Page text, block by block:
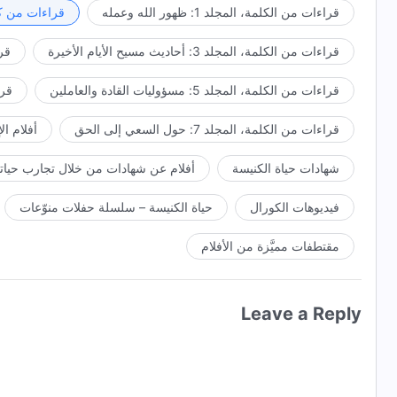
أن يكون الأمر أنه ثمة شيء فيَّ لا ترغب في أن تراه؟ وسط
استيعاب مقاصدي بدقة، فمن الواضح أنه يعتبر أن
مسألة فخر ومجدٍ شخصي، وكان أبعد ما يكون عن الاكتئاب
بسبب ولائه في حضرتي وبسبب بركاتي له. أليس هذا بالضبط
تفكروا بجدٍ وأن تحاولوا فهم السبب الذي جعلني أسرد هذا
السلوك.
he has been a model to man for thousands of
why God gave such a lengthy account of Peter.
These should be the principles of your behavior.
قراءات من الكلمة، المجلد 1: ظهور الله وعمله قراءات من
قراءات من الكلمة، المجلد 3: أحاديث مسيح الأيام الأخيرة
قراءات من الكلمة، المجلد 5: مسؤوليات القادة والعاملين
قراءات من الكلمة، المجلد 7: حول السعي إلى الحق أفلام
شهادات حياة الكنيسة أفلام عن شهادات من خلال تجارب
فيديوهات الكورال حياة الكنيسة – سلسلة حفلات منوّعات
مقتطفات مميَّزة من الأفلام
Leave a Reply